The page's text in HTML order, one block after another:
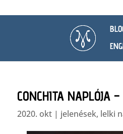
CONCHITA NAPLÓJA
2020. okt| jelenések, lelki